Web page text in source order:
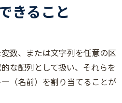
きること
数、または文字列を任意の区
な配列として扱い、それらを
（名前）を割り当てることが